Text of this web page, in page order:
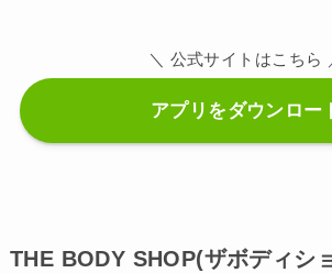
＼ 公式サイトはこちら
アプリをダウンロー
THE BODY SHOP(ザボディシ